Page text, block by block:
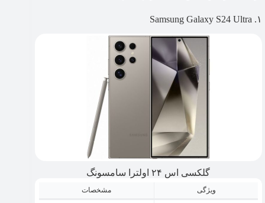
۱. Samsung Galaxy S24 Ultra
گلکسی اس ۲۴ اولترا سامسونگ
ویژگی مشخصات